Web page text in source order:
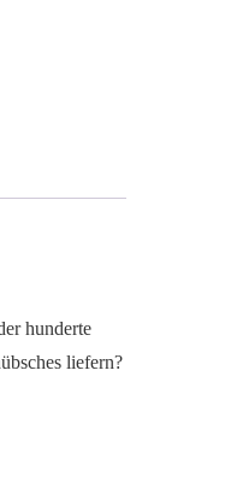
hunderte
liefern?